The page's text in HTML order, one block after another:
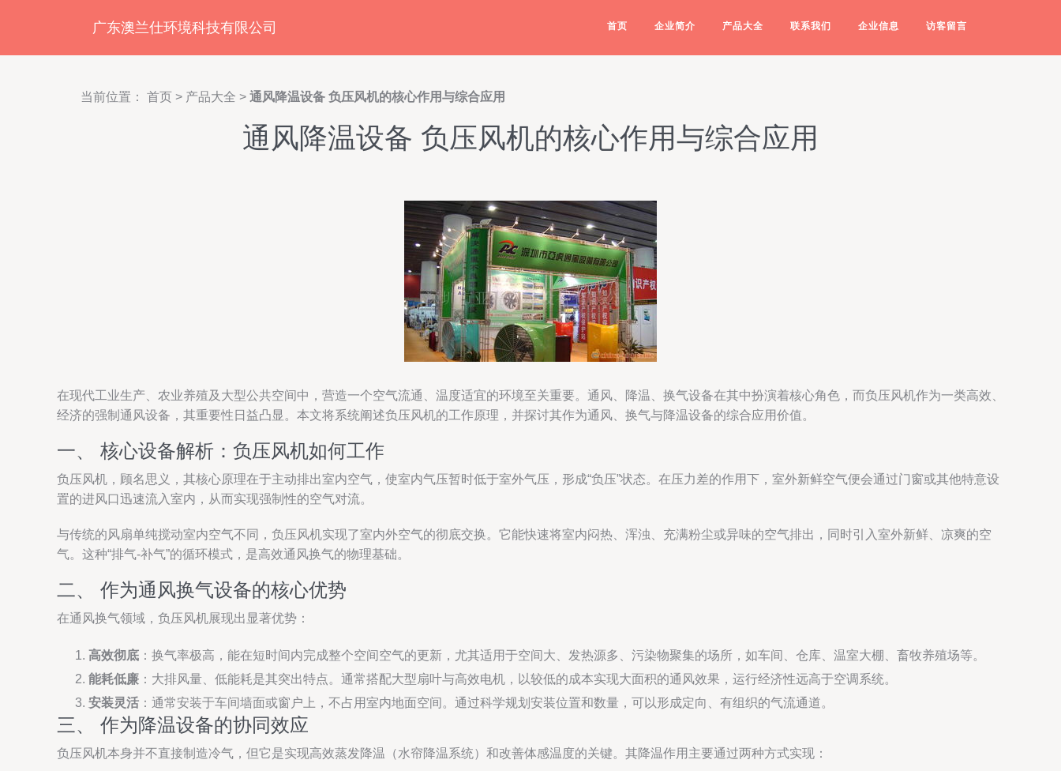
广东澳兰仕环境科技有限公司 首页 企业简介 产品大全 联系我们 企业信息 访客留言
当前位置： 首页 > 产品大全 > 通风降温设备 负压风机的核心作用与综合应用
通风降温设备 负压风机的核心作用与综合应用
在现代工业生产、农业养殖及大型公共空间中，营造一个空气流通、温度适宜的环境至关重要。通风、降温、换气设备在其中扮演着核心角色，而负压风机作为一类高效、
经济的强制通风设备，其重要性日益凸显。本文将系统阐述负压风机的工作原理，并探讨其作为通风、换气与降温设备的综合应用价值。
一、 核心设备解析：负压风机如何工作
负压风机，顾名思义，其核心原理在于主动排出室内空气，使室内气压暂时低于室外气压，形成“负压”状态。在压力差的作用下，室外新鲜空气便会通过门窗或其他特意设
置的进风口迅速流入室内，从而实现强制性的空气对流。
与传统的风扇单纯搅动室内空气不同，负压风机实现了室内外空气的彻底交换。它能快速将室内闷热、浑浊、充满粉尘或异味的空气排出，同时引入室外新鲜、凉爽的空
气。这种“排气-补气”的循环模式，是高效通风换气的物理基础。
二、 作为通风换气设备的核心优势
在通风换气领域，负压风机展现出显著优势：
高效彻底 ：换气率极高，能在短时间内完成整个空间空气的更新，尤其适用于空间大、发热源多、污染物聚集的场所，如车间、仓库、温室大棚、畜牧养殖场等。
能耗低廉 ：大排风量、低能耗是其突出特点。通常搭配大型扇叶与高效电机，以较低的成本实现大面积的通风效果，运行经济性远高于空调系统。
安装灵活 ：通常安装于车间墙面或窗户上，不占用室内地面空间。通过科学规划安装位置和数量，可以形成定向、有组织的气流通道。
三、 作为降温设备的协同效应
负压风机本身并不直接制造冷气，但它是实现高效蒸发降温（水帘降温系统）和改善体感温度的关键。其降温作用主要通过两种方式实现：